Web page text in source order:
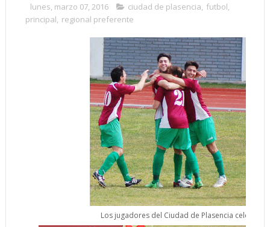
lunes, marzo 07, 2016 ciudad de plasencia, futbol,
principal, regional preferente
Los jugadores del Ciudad de Plasencia celebran